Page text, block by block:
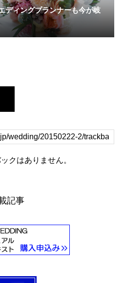
ディングプランナーも今が岐
クはありません。
記事